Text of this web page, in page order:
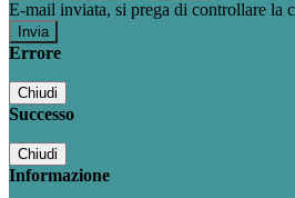
E-mail inviata, si prega di controllare la
Errore
Chiudi
Successo
Chiudi
Informazione